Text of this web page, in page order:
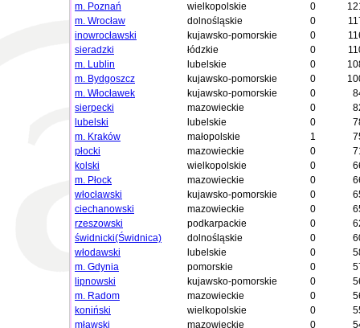
m. Poznań
wielkopolskie 0
m. Wrocław
dolnośląskie 0
inowrocławski
kujawsko-pomorskie 0
sieradzki
łódzkie 0
m. Lublin
lubelskie 0
m. Bydgoszcz
kujawsko-pomorskie 0
m. Włocławek
kujawsko-pomorskie 0
sierpecki
mazowieckie 0
lubelski
lubelskie 0
m. Kraków
małopolskie 1
płocki
mazowieckie 0
kolski
wielkopolskie 0
m. Płock
mazowieckie 0
włocławski
kujawsko-pomorskie 0
ciechanowski
mazowieckie 0
rzeszowski
podkarpackie 0
świdnicki(Świdnica)
dolnośląskie 0
włodawski
lubelskie 0
m. Gdynia
pomorskie 0
lipnowski
kujawsko-pomorskie 0
m. Radom
mazowieckie 0
koniński
wielkopolskie 0
mławski
mazowieckie 0